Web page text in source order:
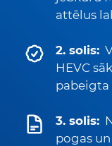
attēlus
2. solis:
HEVC
pabeigta
3. solis:
pogas